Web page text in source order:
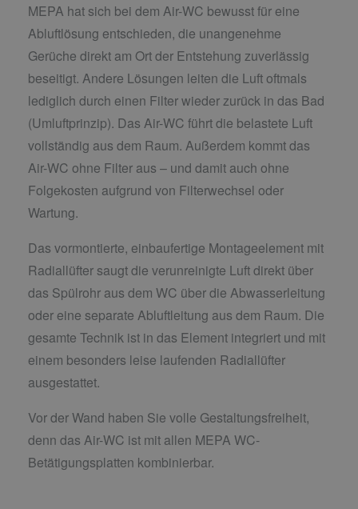
MEPA hat sich bei dem Air-WC bewusst für eine
Abluftlösung entschieden, die unangenehme
Gerüche direkt am Ort der Entstehung zuverlässig
beseitigt. Andere Lösungen leiten die Luft oftmals
lediglich durch einen Filter wieder zurück in das Bad
(Umluftprinzip). Das Air-WC führt die belastete Luft
vollständig aus dem Raum. Außerdem kommt das
Air-WC ohne Filter aus – und damit auch ohne
Folgekosten aufgrund von Filterwechsel oder
Wartung.
Das vormontierte, einbaufertige Montageelement mit
Radiallüfter saugt die verunreinigte Luft direkt über
das Spülrohr aus dem WC über die Abwasserleitung
oder eine separate Abluftleitung aus dem Raum. Die
gesamte Technik ist in das Element integriert und mit
einem besonders leise laufenden Radiallüfter
ausgestattet.
Vor der Wand haben Sie volle Gestaltungsfreiheit,
denn das Air-WC ist mit allen MEPA WC-
Betätigungsplatten kombinierbar.